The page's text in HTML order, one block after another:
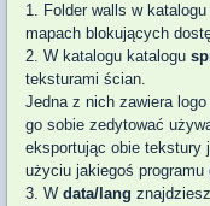
1. Folder walls w katalogu
mapach blokujących
2. W katalogu katalogu
teksturami ścian.
Jedna z nich zawiera
go sobie zedytować
eksportując obie tekstury
użyciu jakiegoś
3. W data/lang znajdziesz